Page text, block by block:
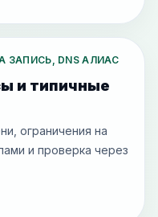
A ЗАПИСЬ, DNS АЛИАС
и типичные
ограничения на
и проверка через